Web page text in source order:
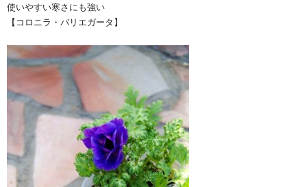
使いやすい寒さにも強い
【コロニラ・バリエガータ】